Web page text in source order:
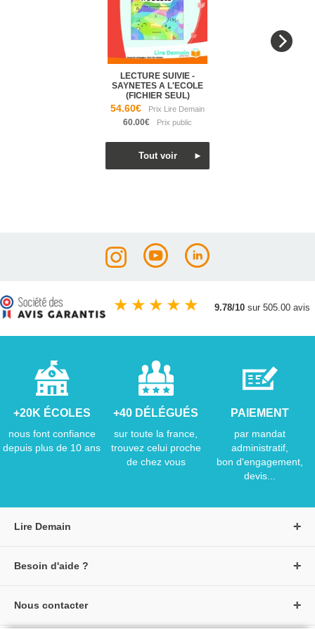
LECTURE SUIVIE -
SAYNETES A L'ECOLE
(FICHIER SEUL)
54.60€
60.00€
★ ★ ★ ★ ★ 9.78/10 sur 505.00 avis
+20K ÉCOLES
nous font confiance
depuis plus de 10 ans
+40 DÉLÉGUÉS
sur toute la france,
trouvez celui proche
de chez vous
PAIEMENT
par mandat
administratif,
bon d'engagement,
devis...
Lire Demain
Créer un compte
Besoin d'aide ?
Nous contacter